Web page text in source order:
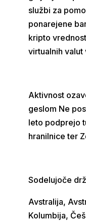
službi za
ponarejene
kripto
virtualnih
Aktivnost
geslom Ne
leto podprejo
hranilnice ter
Sodelujoče
Avstralija,
Kolumbija,